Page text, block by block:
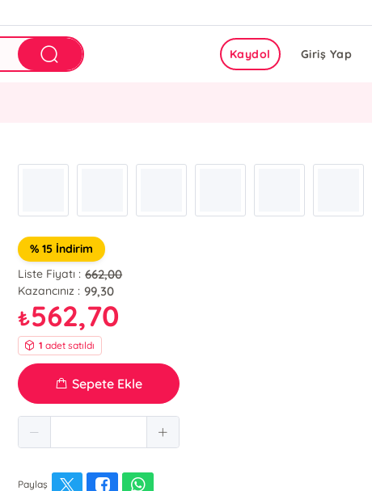
Giriş Yap
Kaydol
% 15 İndirim
Liste Fiyatı : 662,00
Kazancınız : 99,30
₺562,70
1 adet satıldı
Sepete Ekle
Paylaş